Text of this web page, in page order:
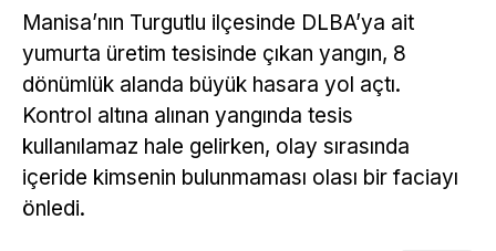
Manisa’nın Turgutlu ilçesinde DLBA’ya ait
yumurta üretim tesisinde çıkan yangın, 8
dönümlük alanda büyük hasara yol açtı.
Kontrol altına alınan yangında tesis
kullanılamaz hale gelirken, olay sırasında
içeride kimsenin bulunmaması olası bir faciayı
önledi.